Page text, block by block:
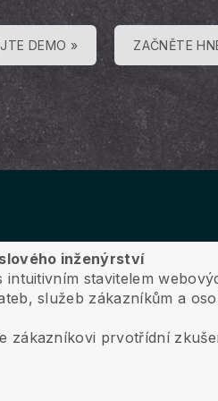
DEMO » ZAČNĚTE
inženýrství
stavitelem
služeb zákazníkům a
zákazníkovi prvotřídní